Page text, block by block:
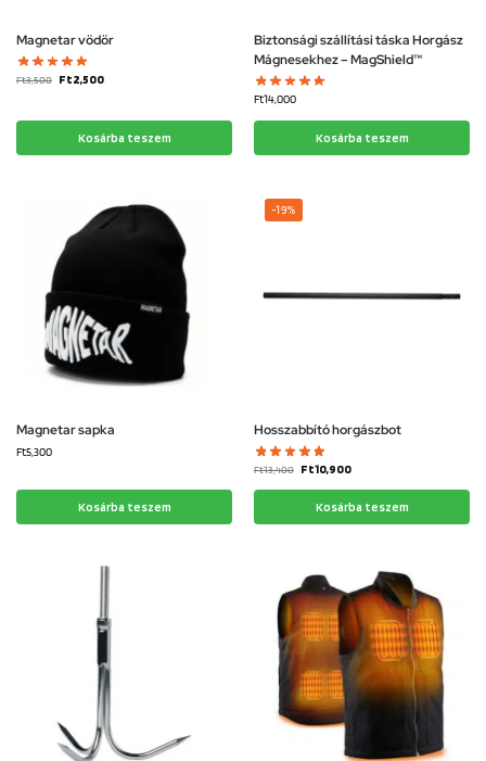
Magnetar vödör
Ft3,500 Ft2,500
Kosárba teszem
Biztonsági szállítási táska Horgász
Mágnesekhez – MagShield™
Ft14,000
Kosárba teszem
Magnetar sapka
Ft5,300
Kosárba teszem
-19%
Hosszabbító horgászbot
Ft13,400 Ft10,900
Kosárba teszem